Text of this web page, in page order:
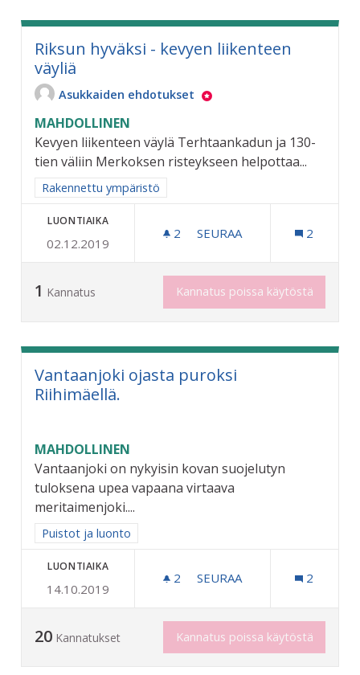
Riksun hyväksi - kevyen liikenteen
väyliä
Asukkaiden ehdotukset
MAHDOLLINEN
Kevyen liikenteen väylä Terhtaankadun ja 130-
tien väliin Merkoksen risteykseen helpottaa...
Rajaa tulokset aihepiirin mukaan: Rakennettu ympäristö
Rakennettu ympäristö
LUONTIAIKA
02.12.2019
2 2 SEURAAJAA
SEURAA 2
1 Kannatus Kannatus poissa käytöstä
Vantaanjoki ojasta puroksi
Riihimäellä.
MAHDOLLINEN
Vantaanjoki on nykyisin kovan suojelutyn
tuloksena upea vapaana virtaava
meritaimenjoki....
Rajaa tulokset aihepiirin mukaan: Puistot ja luonto
Puistot ja luonto
LUONTIAIKA
14.10.2019
2 2 SEURAAJAA
SEURAA 2
20 Kannatukset Kannatus poissa käytöstä